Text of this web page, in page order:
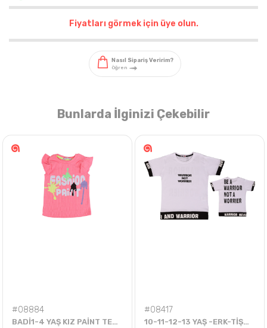
Fiyatları görmek için üye olun.
Nasıl Sipariş Veririm?
Bunlarda İlginizi Çekebilir
#08884
BADİ1-4 YAŞ KIZ PAİNT TEK BADİ
#08417
10-11-12-13 YAŞ -ERK-TİŞÖRT-WORRIOR NEVER